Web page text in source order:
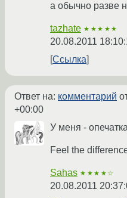
а обычно разве
tazhate ★★★★★
20.08.2011
Ссылка
Ответ на: комментарий
+00:00
У меня -
Feel the
Sahas ★★★★☆
20.08.2011